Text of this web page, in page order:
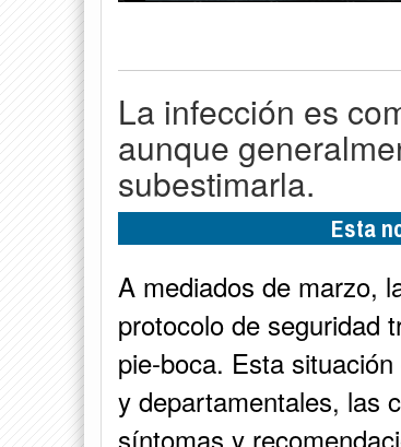
La infección es
aunque
subestimarla.
Esta
A mediados de marzo,
protocolo de seguridad
pie-boca. Esta
y departamentales, las
síntomas y